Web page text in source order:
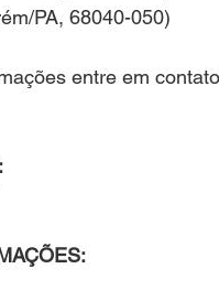
PA, 68040-050)
entre em